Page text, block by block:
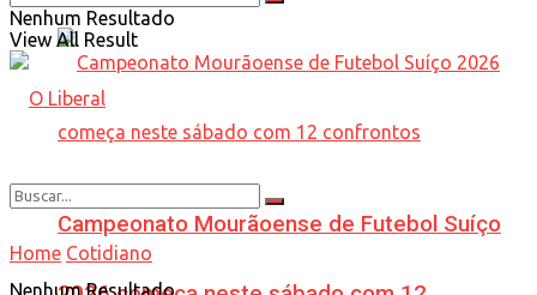
Campeonato Mourãoense de Futebol Suíço
Nenhum Resultado
View All Result
Nenhum Resultado
Home Cotidiano